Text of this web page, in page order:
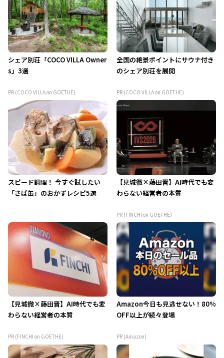
シェア別荘「COCO VILLA Owner
s」3選
PR (COCO VILLA on GOETHE)
全国の絶景ポイントにサウナ付き
のシェア別荘を展開
PR (COCO VILLA on GOETHE)
スピード調理！ 今すぐ試したい
「さば缶」のおかずレシピ5選
【見城徹×藤田晋】AI時代でも変
わらない経営者の本質
PR (FINCHI on GOETHE)
【見城徹×藤田晋】AI時代でも変
わらない経営者の本質
PR (FINCHI on GOETHE)
Amazon今日も見逃せない！80%
OFF以上が続々登場
PR (Amazon)